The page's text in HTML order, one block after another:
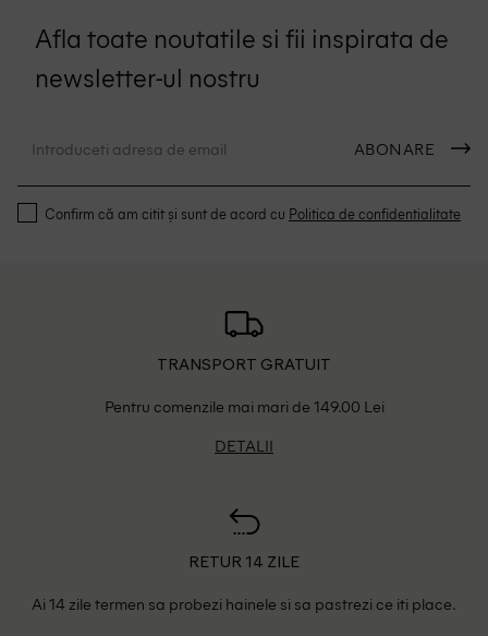
Afla toate noutatile si fii inspirata de
newsletter-ul nostru
ABONARE
Confirm că am citit și sunt de acord cu Politica de confidentialitate
TRANSPORT GRATUIT
Pentru comenzile mai mari de 149.00 Lei
DETALII
RETUR 14 ZILE
Ai 14 zile termen sa probezi hainele si sa pastrezi ce iti place.